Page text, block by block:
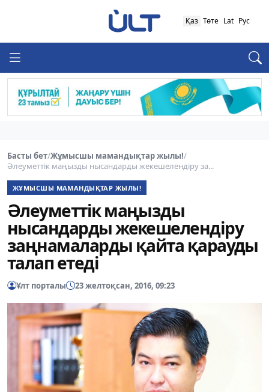
Қаз Төте Lat Рус
Басты бет/Жұмысшы мамандықтар жылы!/
Әлеуметтік маңызды нысандарды жекешелендіру за...
ЖҰМЫСШЫ МАМАНДЫҚТАР ЖЫЛЫ!
Әлеуметтік маңызды
нысандарды жекешелендіру
заңнамаларды қайта қарауды
талап етеді
Ұлт порталы 23 желтоқсан, 2016, 09:23